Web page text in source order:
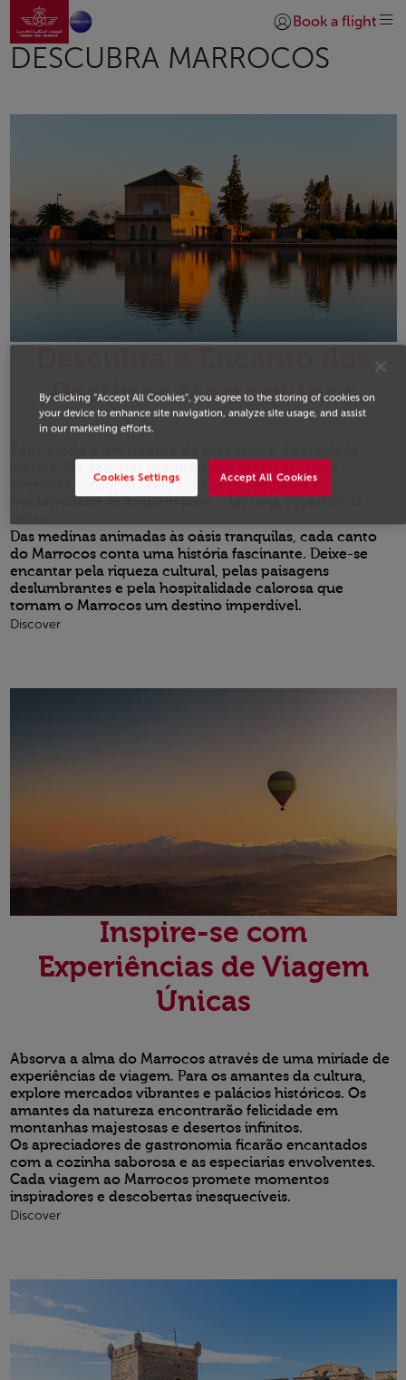
Skip to Main Content
Ir para a página inicial
Iniciar sessão |
Book a flight
DESCUBRA MARROCOS
Destinos Marroquinos
aventura sensorial onde tradições seculares e
modernidade se fundem para criar uma experiência
única.
Das medinas animadas às oásis tranquilas, cada canto
do Marrocos conta uma história fascinante. Deixe-se
encantar pela riqueza cultural, pelas paisagens
deslumbrantes e pela hospitalidade calorosa que
tornam o Marrocos um destino imperdível.
Discover
Inspire-se com
Experiências de Viagem
Únicas
Absorva a alma do Marrocos através de uma miríade de
experiências de viagem. Para os amantes da cultura,
explore mercados vibrantes e palácios históricos. Os
amantes da natureza encontrarão felicidade em
montanhas majestosas e desertos infinitos.
Os apreciadores de gastronomia ficarão encantados
com a cozinha saborosa e as especiarias envolventes.
Cada viagem ao Marrocos promete momentos
inspiradores e descobertas inesquecíveis.
Discover
By clicking “Accept All Cookies”, you agree to the storing of cookies on
your device to enhance site navigation, analyze site usage, and assist
in our marketing efforts.
Accept All Cookies
Cookies Settings